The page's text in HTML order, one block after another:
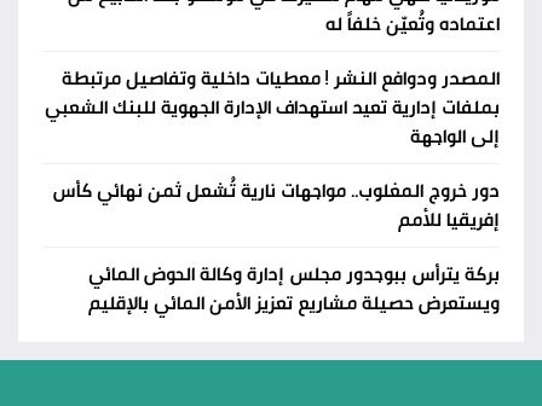
اعتماده وتُعيّن خلفاً له
المصدر ودوافع النشر ! معطيات داخلية وتفاصيل مرتبطة
بملفات إدارية تعيد استهداف الإدارة الجهوية للبنك الشعبي
إلى الواجهة
دور خروج المغلوب.. مواجهات نارية تُشعل ثمن نهائي كأس
إفريقيا للأمم
بركة يترأس ببوجدور مجلس إدارة وكالة الحوض المائي
ويستعرض حصيلة مشاريع تعزيز الأمن المائي بالإقليم